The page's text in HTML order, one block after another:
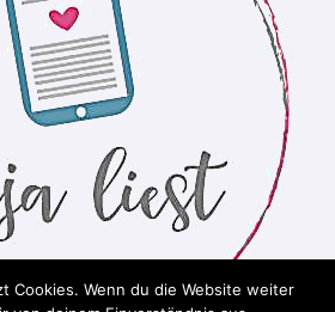
Cookies. Wenn du die Website weiter